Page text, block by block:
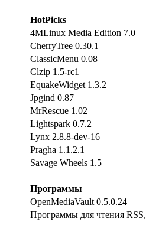
HotPicks
4MLinux Media Edition 7.0
CherryTree 0.30.1
ClassicMenu 0.08
Clzip 1.5-rc1
EquakeWidget 1.3.2
Jpgind 0.87
MrRescue 1.02
Lightspark 0.7.2
Lynx 2.8.8-dev-16
Pragha 1.1.2.1
Savage Wheels 1.5
Программы
OpenMediaVault 0.5.0.24
Программы для чтения RSS,